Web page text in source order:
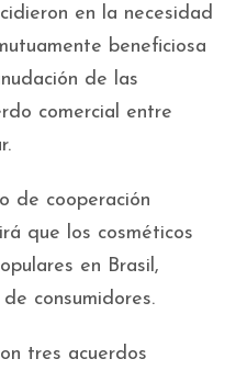
en la necesidad
beneficiosa
de las
comercial entre
de cooperación
que los cosméticos
en Brasil,
consumidores.
tres acuerdos